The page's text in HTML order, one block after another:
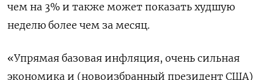
чем на 3% и также может показать худшую
неделю более чем за месяц.
«Упрямая базовая инфляция, очень сильная
экономика и (новоизбранный президент США)